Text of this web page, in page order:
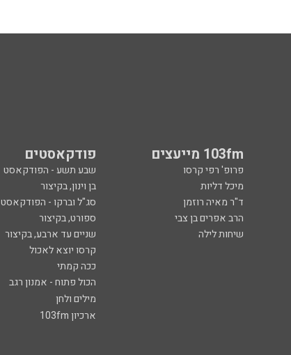
103fm מייעצים פודקאסטים
פרופ' רפי קרסו שבע תשע - הפודקאסט
מיכל דליות בן וינון, בקיצור
ד"ר מאיה רוזמן סג"ל וברקו - הפודקאסט
הרב אפרים בן צבי ספורט, בקיצור
שיחות לילה שניים עד ארבע, בקיצור
קרסו יוצא לאכול
ככה קמתי
הכול פתוח - אמנון רגב
מילים ולחן
ארכיון 103fm